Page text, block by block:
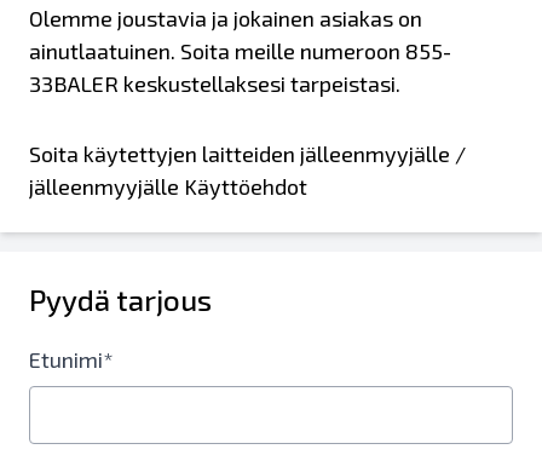
Olemme joustavia ja jokainen asiakas on
ainutlaatuinen. Soita meille numeroon 855-
33BALER keskustellaksesi tarpeistasi.
Soita käytettyjen laitteiden jälleenmyyjälle /
jälleenmyyjälle Käyttöehdot
Pyydä tarjous
Etunimi*